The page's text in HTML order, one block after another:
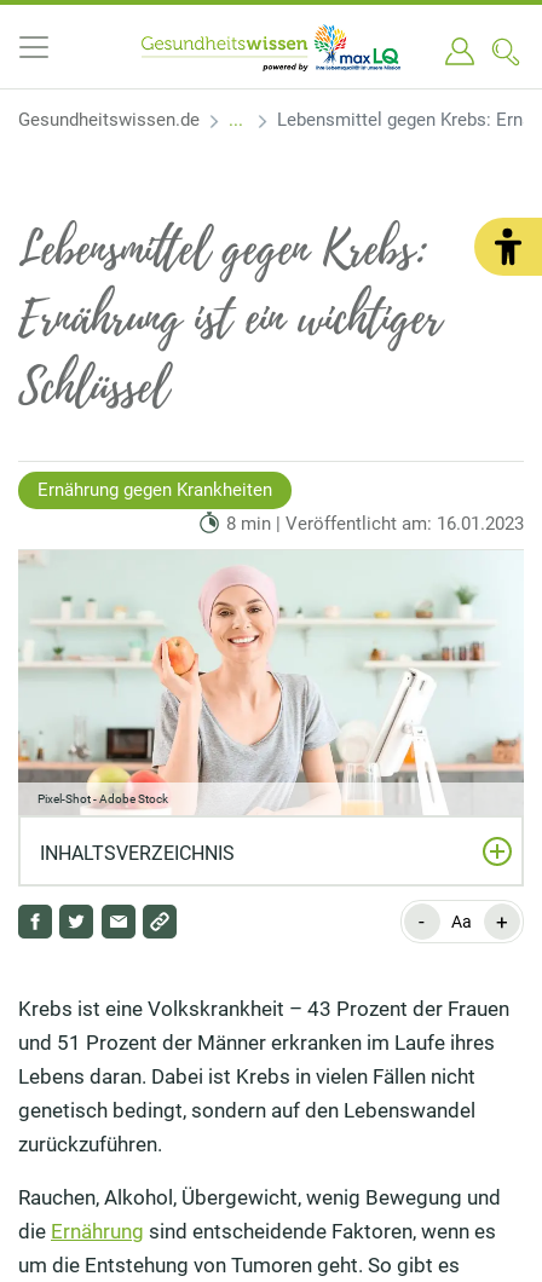
Gesundheitswissen.de Lebensmittel gegen Krebs:
Lebensmittel gegen Krebs:
Ernährung ist ein wichtiger
Schlüssel
Ernährung gegen Krankheiten
8 min | Veröffentlicht am: 16.01.2023
Pixel-Shot - Adobe Stock
INHALTSVERZEICHNIS
Welche Lebensmittel sind gut gegen Krebs?
Krebs fördern?
Tipps und Rezepte: Wie können Sie jeden Tag gesunde
Lebensmittel gegen Krebs zu sich nehmen?
Lebensmittel und Krebs: Was ist dran an Anti-Krebs-
Welche Lebensmittel sollten Sie bei einer
bestehenden Krebserkrankung meiden?
- Aa +
Krebs ist eine Volkskrankheit – 43 Prozent der Frauen
und 51 Prozent der Männer erkranken im Laufe ihres
Lebens daran. Dabei ist Krebs in vielen Fällen nicht
genetisch bedingt, sondern auf den Lebenswandel
zurückzuführen.
Rauchen, Alkohol, Übergewicht, wenig Bewegung und
die Ernährung sind entscheidende Faktoren, wenn es
um die Entstehung von Tumoren geht. So gibt es